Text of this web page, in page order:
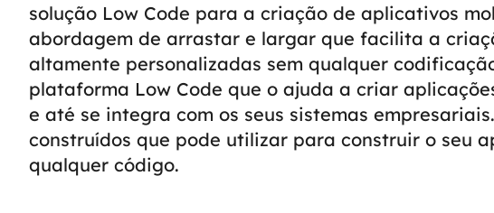
solução Low Code para a criação de aplicativos
abordagem de arrastar e largar que facilita a
altamente personalizadas sem qualquer
plataforma Low Code que o ajuda a criar
e até se integra com os seus sistemas
construídos que pode utilizar para construir o seu
qualquer código.